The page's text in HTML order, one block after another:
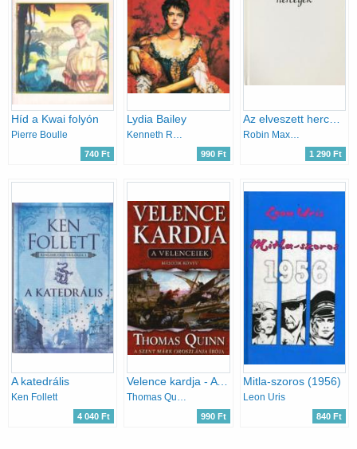
Híd a Kwai folyón
Pierre Boulle
740 Ft
Lydia Bailey
990 Ft
Az elveszett hercegek
Robin Maxwell
1 290 Ft
A katedrális
Ken Follett
4 040 Ft
Velence kardja - A velenceiek 2. könyv
Thomas Quinn
990 Ft
Mitla-szoros (1956)
Leon Uris
840 Ft